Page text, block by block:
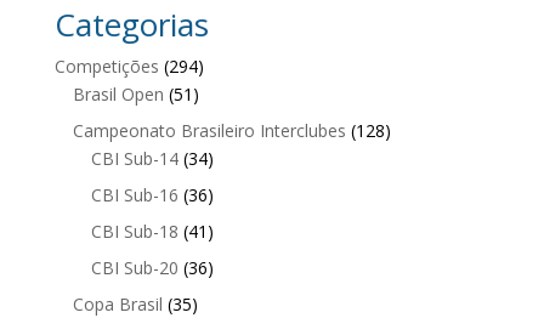
Categorias
Competições (294)
Brasil Open (51)
Campeonato Brasileiro Interclubes (128)
CBI Sub-14(34)
CBI Sub-16 (36)
CBI Sub-18 (41)
CBI Sub-20 (36)
Copa Brasil (35)